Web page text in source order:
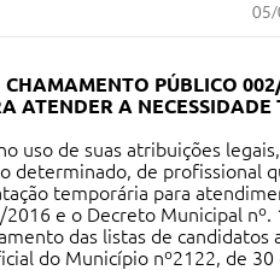
05/
PÚBLICO
ATENDER A
uso de suas atribuições
determinado, de profissional
temporária para
2016 e o Decreto Municipal nº.
das listas de
do Município nº2122, de